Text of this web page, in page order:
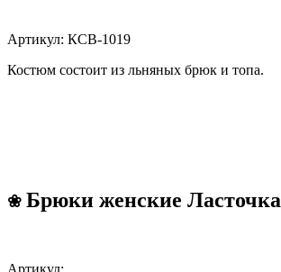
Артикул: КCB-1019
Костюм состоит из льняных брюк и топа.
❀ Брюки женские Ласточка
Артикул: